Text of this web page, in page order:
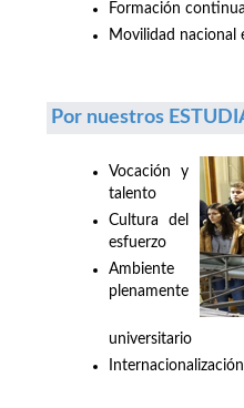
Formación continua
Movilidad nacional
Por nuestros
Vocación y
talento
Cultura del
esfuerzo
Ambiente
plenamente
universitario
Internacionalización